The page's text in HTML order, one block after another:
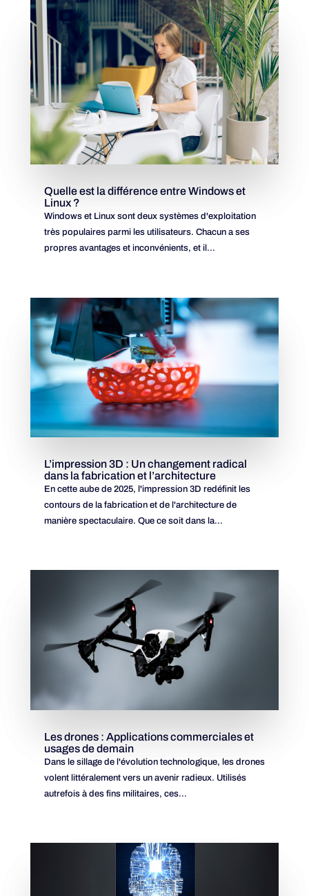
Quelle est la différence entre Windows et
Linux ?
Windows et Linux sont deux systèmes d'exploitation
très populaires parmi les utilisateurs. Chacun a ses
propres avantages et inconvénients, et il...
L’impression 3D : Un changement radical
dans la fabrication et l’architecture
En cette aube de 2025, l'impression 3D redéfinit les
contours de la fabrication et de l'architecture de
manière spectaculaire. Que ce soit dans la...
Les drones : Applications commerciales et
usages de demain
Dans le sillage de l'évolution technologique, les drones
volent littéralement vers un avenir radieux. Utilisés
autrefois à des fins militaires, ces...